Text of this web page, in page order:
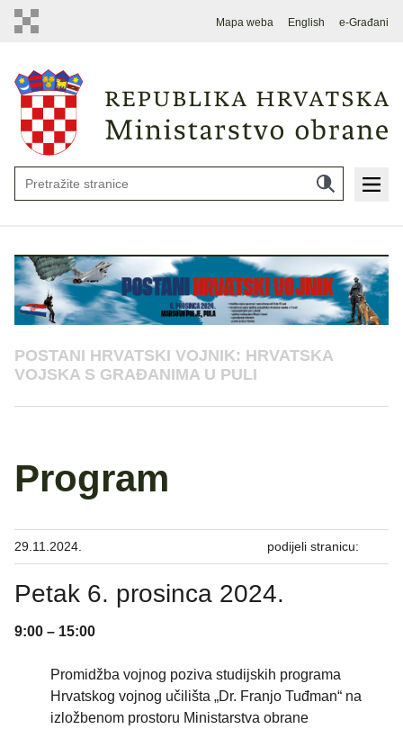
Mapa weba English e-Građani
POSTANI HRVATSKI VOJNIK: HRVATSKA
VOJSKA S GRAĐANIMA U PULI
Program
29.11.2024. podijeli stranicu:
Petak 6. prosinca 2024.
9:00 – 15:00
Promidžba vojnog poziva studijskih programa
Hrvatskog vojnog učilišta „Dr. Franjo Tuđman“ na
izložbenom prostoru Ministarstva obrane